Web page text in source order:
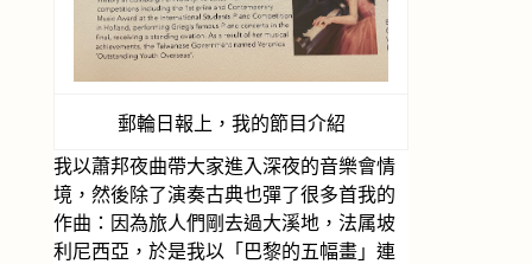
郵輪日報上，我的節目介紹
我以蕭邦夜曲帶大家進入深夜的音樂會情
境，然後除了演奏古典也彈了很多首我的
作曲：因為旅人們剛去過大溪地，法属坡
利尼西亞，於是我以「巴黎的五幅畫」連